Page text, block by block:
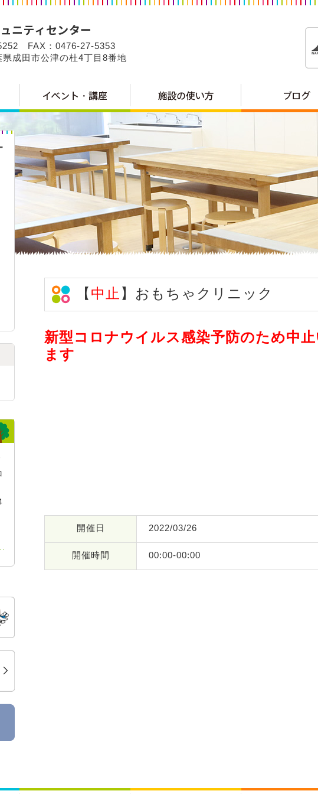
FAX：0476-27-5353
成田市公津の杜4丁目8番地
【 中止 】おもちゃクリニック
新型コロナウイルス感染予防のため中
ます
開催日 2022/03/26
開催時間 00:00-00:00